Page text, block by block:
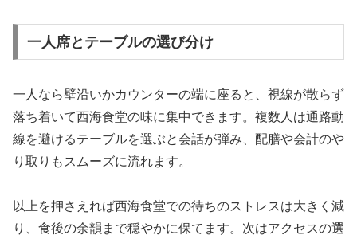
一人席とテーブルの選び分け
一人なら壁沿いかカウンターの端に座ると、視線が散らず
落ち着いて西海食堂の味に集中できます。複数人は通路動
線を避けるテーブルを選ぶと会話が弾み、配膳や会計のや
り取りもスムーズに流れます。
以上を押さえれば西海食堂での待ちのストレスは大きく減
り、食後の余韻まで穏やかに保てます。次はアクセスの選